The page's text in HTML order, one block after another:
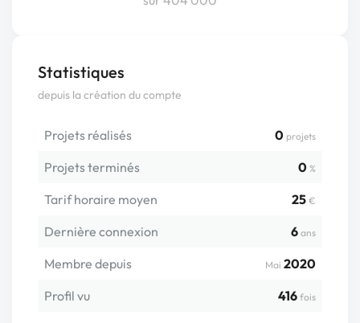
Statistiques
depuis la création du compte
Projets réalisés 0 projets
Projets terminés 0 %
Tarif horaire moyen 25 €
Dernière connexion 6 ans
Membre depuis Mai 2020
Profil vu
416 fois